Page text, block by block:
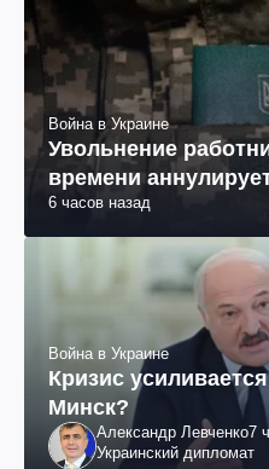
Война в Украине
Увольнение
времени
6 часов назад
Война в Украине
Кризис
Минск?
Александр Левченко7
Украинский дипломат